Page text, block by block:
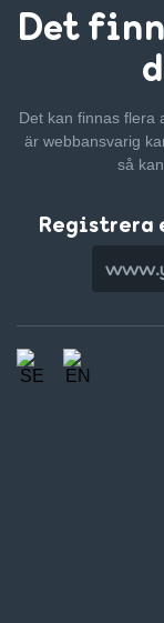
Det
Det kan finnas flera
är webbansvarig
så
Registrera